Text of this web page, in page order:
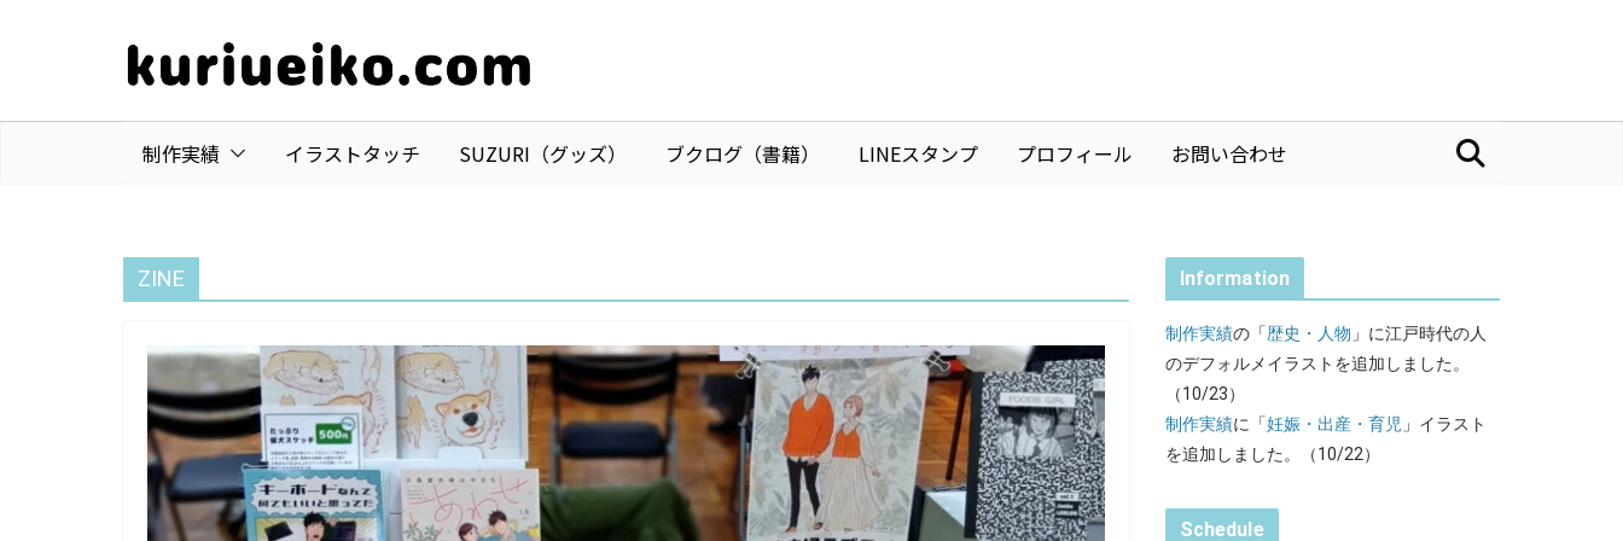
ン
制作実績 イラストタッチ SUZURI（グッズ） ブクログ（書籍） LINEスタンプ プロフィール お問い合わせ
ZINE Information
制作実績の「歴史・人物 」に江戸時代の人
のデフォルメイラストを追加しました。
（10/23）
制作実績に「妊娠・出産・育児」イラスト
を追加しました。（10/22）
Schedule